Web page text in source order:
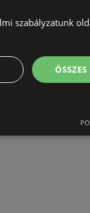
szabályzatunk